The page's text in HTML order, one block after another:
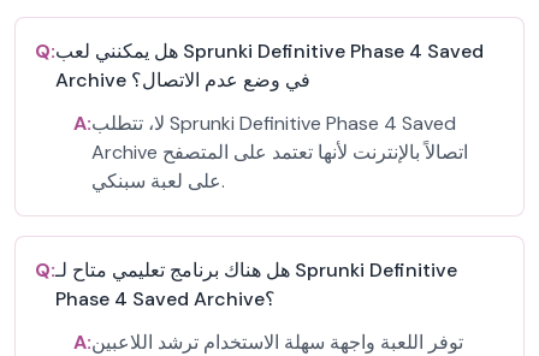
Q:هل يمكنني لعب Sprunki Definitive Phase 4 Saved
Archive في وضع عدم الاتصال؟
A:لا، تتطلب Sprunki Definitive Phase 4 Saved
Archive اتصالاً بالإنترنت لأنها تعتمد على المتصفح
على لعبة سبنكي.
Q:هل هناك برنامج تعليمي متاح لـ Sprunki Definitive
Phase 4 Saved Archive؟
A:توفر اللعبة واجهة سهلة الاستخدام ترشد اللاعبين